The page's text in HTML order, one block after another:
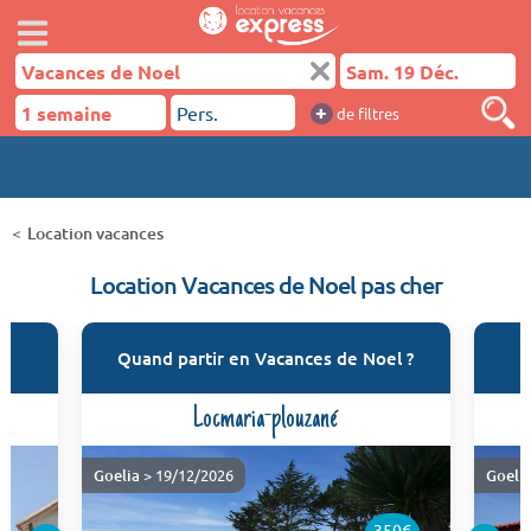
+ de filtres
Location vacances
Location Vacances de Noel pas cher
Quand partir en Vacances de Noel ?
Locmaria-plouzané
Goelia > 19/12/2026 Goelia